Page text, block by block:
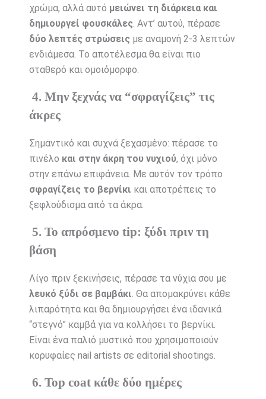
χρώμα, αλλά αυτό μειώνει τη διάρκεια και
δημιουργεί φουσκάλες. Αντ’ αυτού, πέρασε
δύο λεπτές στρώσεις με αναμονή 2-3 λεπτών
ενδιάμεσα. Το αποτέλεσμα θα είναι πιο
σταθερό και ομοιόμορφο.
4. Μην ξεχνάς να “σφραγίζεις” τις
άκρες
Σημαντικό και συχνά ξεχασμένο: πέρασε το
πινέλο και στην άκρη του νυχιού, όχι μόνο
στην επάνω επιφάνεια. Με αυτόν τον τρόπο
σφραγίζεις το βερνίκι και αποτρέπεις το
ξεφλούδισμα από τα άκρα.
5. Το απρόσμενο tip: ξύδι πριν τη
βάση
Λίγο πριν ξεκινήσεις, πέρασε τα νύχια σου με
λευκό ξύδι σε βαμβάκι. Θα απομακρύνει κάθε
λιπαρότητα και θα δημιουργήσει ένα ιδανικά
“στεγνό” καμβά για να κολλήσει το βερνίκι.
Είναι ένα παλιό μυστικό που χρησιμοποιούν
κορυφαίες nail artists σε editorial shootings.
6. Top coat κάθε δύο ημέρες